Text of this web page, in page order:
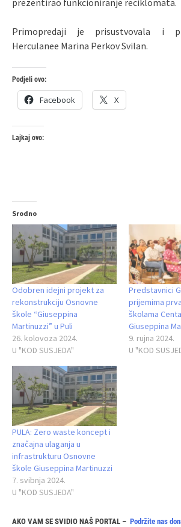
Primopredaji je prisustvovala i
Herculanee Marina Perkov Svilan.
Podjeli ovo:
Facebook X
Lajkaj ovo:
Srodno
Odobren idejni projekt za
rekonstrukciju Osnovne
škole “Giuseppina
Martinuzzi” u Puli
26. kolovoza 2024.
U "KOD SUSJEDA"
Predstavnici
prijemima
školama
Giuseppina
9. rujna 2024.
U "KOD
PULA: Zero waste koncept i
značajna ulaganja u
infrastrukturu Osnovne
škole Giuseppina Martinuzzi
7. svibnja 2024.
U "KOD SUSJEDA"
AKO VAM SE SVIDIO NAŠ PORTAL – Podržite nas